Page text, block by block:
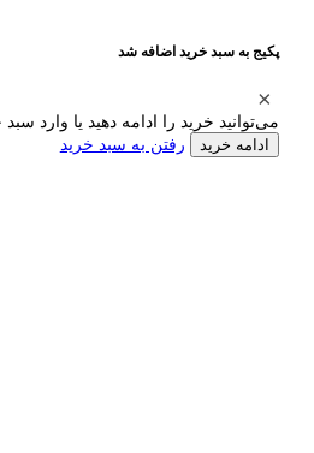
پکیج به سبد خرید اضافه شد
می‌توانید خرید را ادامه دهید یا وارد
ادامه خرید رفتن به سبد خرید